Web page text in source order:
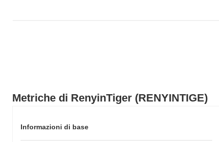
Metriche di RenyinTiger (RENYINTIGE)
Informazioni di base